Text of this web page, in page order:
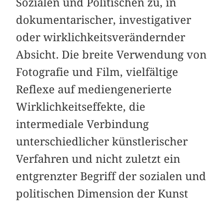
dokumentarischer, investigativer
oder wirklichkeitsverändernder
Absicht. Die breite Verwendung von
Fotografie und Film, vielfältige
Reflexe auf mediengenerierte
Wirklichkeitseffekte, die
intermediale Verbindung
unterschiedlicher künstlerischer
Verfahren und nicht zuletzt ein
entgrenzter Begriff der sozialen und
politischen Dimension der Kunst